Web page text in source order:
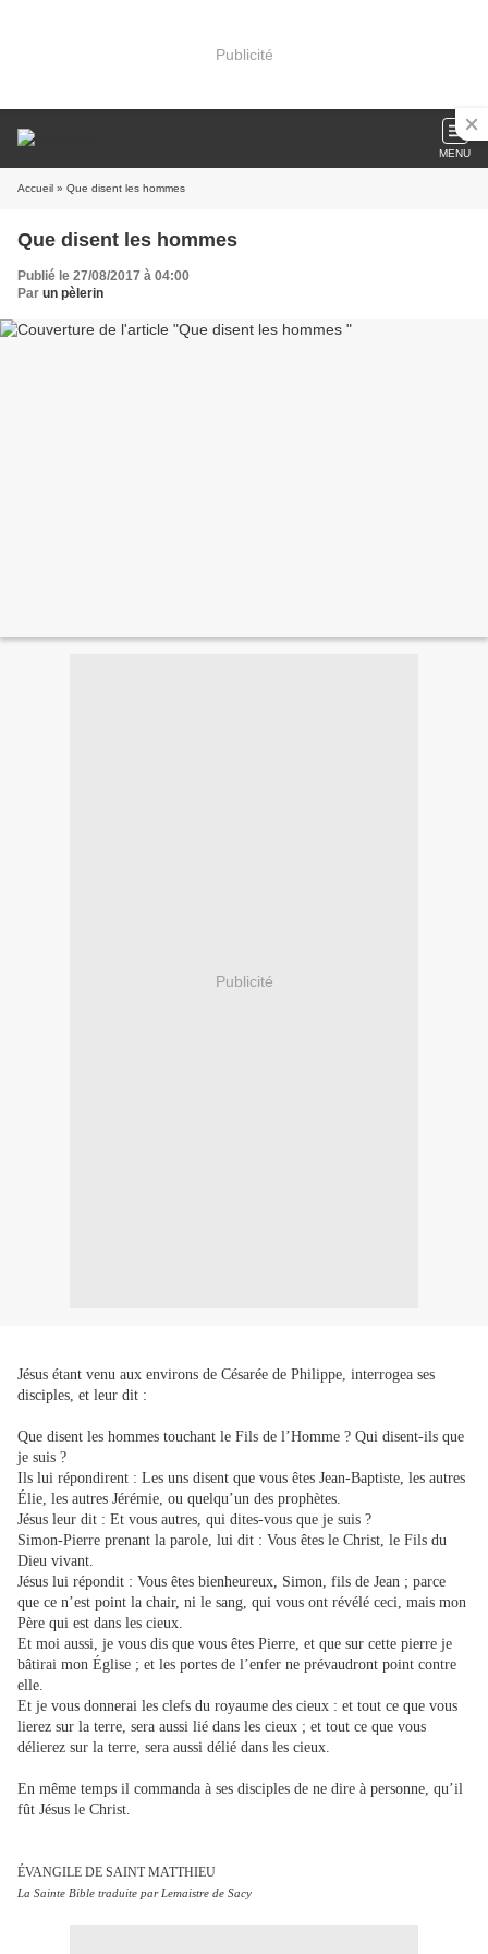
Publicité
MENU
Accueil » Que disent les hommes
Que disent les hommes
Publié le 27/08/2017 à 04:00
Par un pèlerin
Publicité
Jésus étant venu aux environs de Césarée de Philippe, interrogea ses
disciples, et leur dit :
Que disent les hommes touchant le Fils de l’Homme ? Qui disent-ils que
je suis ?
Ils lui répondirent : Les uns disent que vous êtes Jean-Baptiste, les autres
Élie, les autres Jérémie, ou quelqu’un des prophètes.
Jésus leur dit : Et vous autres, qui dites-vous que je suis ?
Simon-Pierre prenant la parole, lui dit : Vous êtes le Christ, le Fils du
Dieu vivant.
Jésus lui répondit : Vous êtes bienheureux, Simon, fils de Jean ; parce
que ce n’est point la chair, ni le sang, qui vous ont révélé ceci, mais mon
Père qui est dans les cieux.
Et moi aussi, je vous dis que vous êtes Pierre, et que sur cette pierre je
bâtirai mon Église ; et les portes de l’enfer ne prévaudront point contre
elle.
Et je vous donnerai les clefs du royaume des cieux : et tout ce que vous
lierez sur la terre, sera aussi lié dans les cieux ; et tout ce que vous
délierez sur la terre, sera aussi délié dans les cieux.
En même temps il commanda à ses disciples de ne dire à personne, qu’il
fût Jésus le Christ.
ÉVANGILE DE SAINT MATTHIEU
La Sainte Bible traduite par Lemaistre de Sacy